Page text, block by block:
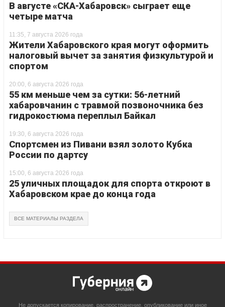
В августе «СКА-Хабаровск» сыграет еще
четыре матча
11:35, 7 августа 2026 года
Жители Хабаровского края могут оформить
налоговый вычет за занятия физкультурой и
спортом
20:00, 6 августа 2026 года
55 км меньше чем за сутки: 56-летний
хабаровчанин с травмой позвоночника без
гидрокостюма переплыл Байкал
19:30, 6 августа 2026 года
Спортсмен из Пивани взял золото Кубка
России по дартсу
15:00, 6 августа 2026 года
25 уличных площадок для спорта откроют в
Хабаровском крае до конца года
ВСЕ МАТЕРИАЛЫ РАЗДЕЛА
Не допускается копирование, распространение, опубликование или иное